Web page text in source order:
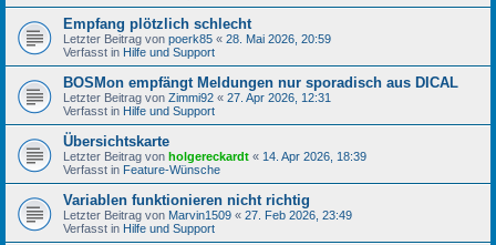
Empfang plötzlich schlecht
Letzter Beitrag von poerk85 « 28. Mai 2026, 20:59
Verfasst in Hilfe und Support
BOSMon empfängt Meldungen nur sporadisch aus DICAL
Letzter Beitrag von Zimmi92 « 27. Apr 2026, 12:31
Verfasst in Hilfe und Support
Übersichtskarte
Letzter Beitrag von holgereckardt « 14. Apr 2026, 18:39
Verfasst in Feature-Wünsche
Variablen funktionieren nicht richtig
Letzter Beitrag von Marvin1509 « 27. Feb 2026, 23:49
Verfasst in Hilfe und Support